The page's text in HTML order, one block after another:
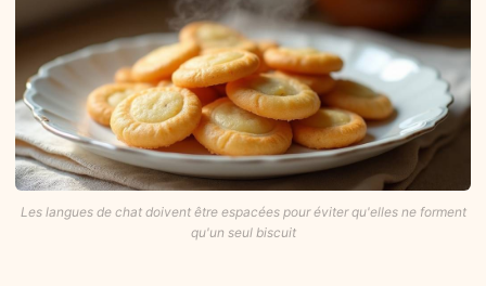
Les langues de chat doivent être espacées pour éviter qu'elles ne forment
qu'un seul biscuit